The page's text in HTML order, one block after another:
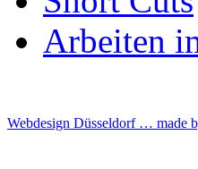
Arbeiten
Webdesign Düsseldorf … made